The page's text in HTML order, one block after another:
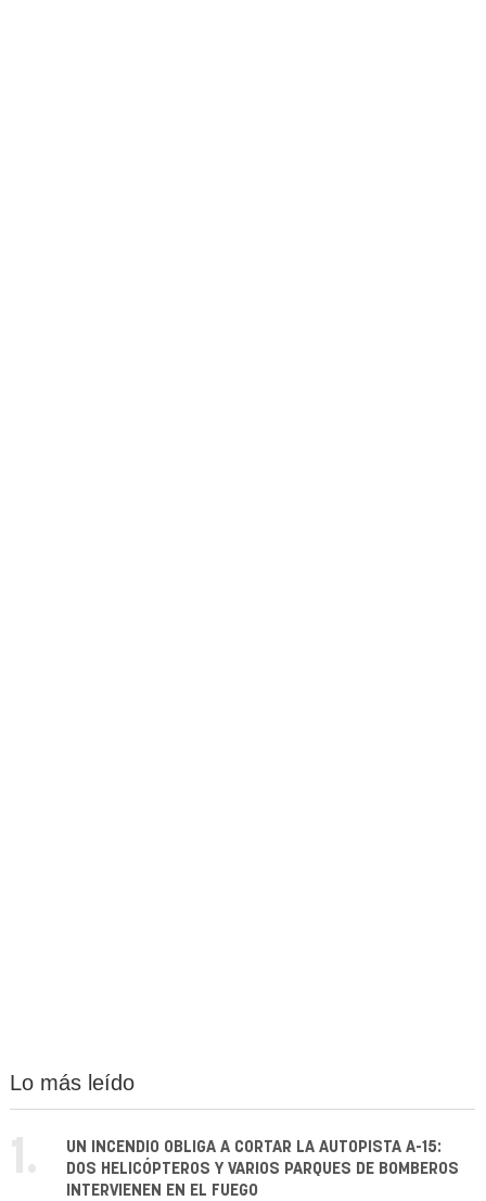
Lo más leído
1.
UN INCENDIO OBLIGA A CORTAR LA AUTOPISTA A-15:
DOS HELICÓPTEROS Y VARIOS PARQUES DE BOMBEROS
INTERVIENEN EN EL FUEGO